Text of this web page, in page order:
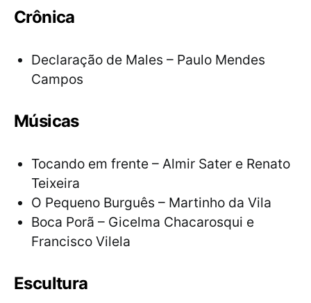
Crônica
Declaração de Males – Paulo Mendes
Campos
Músicas
Tocando em frente – Almir Sater e Renato
Teixeira
O Pequeno Burguês – Martinho da Vila
Boca Porã – Gicelma Chacarosqui e
Francisco Vilela
Escultura